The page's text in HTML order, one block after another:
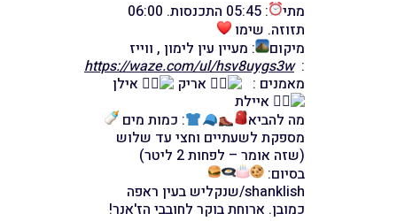
מתי
: 05:45 התכנסות. 06:00
תזוזה. שימו
מיקום
: מעיין עין לימון , ווייז
https://waze.com/ul/hsv8uygs3w
מאמנים :
אריק
אילן
איילת
מה להביא
: כמות מים
מספקת לשעתיים וחצי עד שלוש
(שזה אומר – לפחות 2 ליטר)
בסיום:
shanklish/שנקליש בעין ראפה
כמובן. ארוחת בוקר לחובבי הז'אנר!